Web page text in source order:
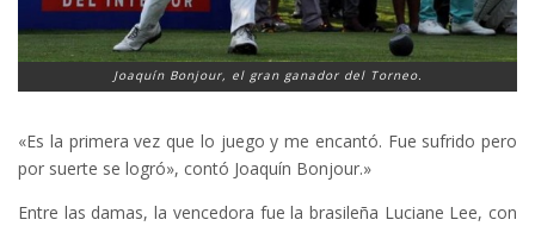
Joaquín Bonjour, el gran ganador del Torneo.
«Es la primera vez que lo juego y me encantó. Fue sufrido pero
por suerte se logró», contó Joaquín Bonjour.»
Entre las damas, la vencedora fue la brasileña Luciane Lee, con